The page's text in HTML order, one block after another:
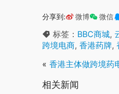
分享到: 微博 微信
标签： BBC商城,
跨境电商, 香港药牌,
« 香港主体做跨境药
相关新闻